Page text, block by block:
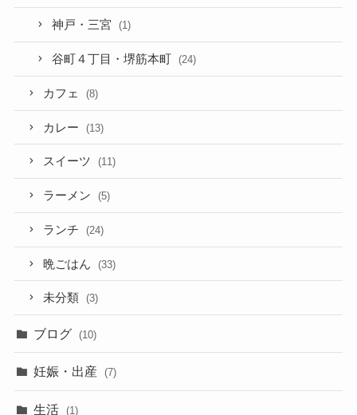
神戸・三宮 (1)
谷町４丁目・堺筋本町 (24)
カフェ (8)
カレー (13)
スイーツ (11)
ラーメン (5)
ランチ (24)
晩ごはん (33)
未分類 (3)
ブログ (10)
妊娠・出産 (7)
生活 (1)